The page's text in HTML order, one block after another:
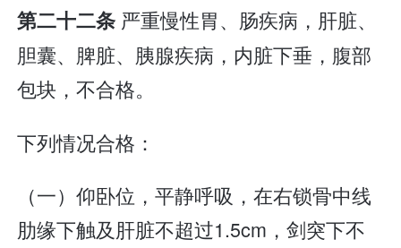
第二十二条 严重慢性胃、肠疾病，肝脏、
胆囊、脾脏、胰腺疾病，内脏下垂，腹部
包块，不合格。
下列情况合格：
（一）仰卧位，平静呼吸，在右锁骨中线
肋缘下触及肝脏不超过1.5cm，剑突下不